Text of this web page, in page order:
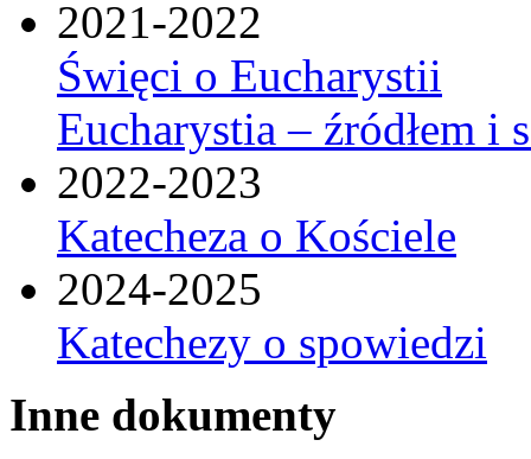
2021-2022
Święci o Eucharystii
Eucharystia – źródłem i
2022-2023
Katecheza o Kościele
2024-2025
Katechezy o spowiedzi
Inne dokumenty